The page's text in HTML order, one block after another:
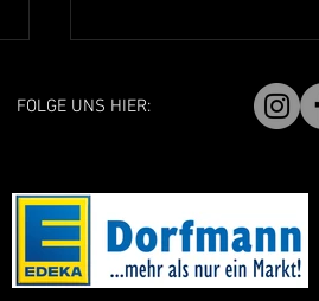
Souveränes
FOLGE UNS HIER: